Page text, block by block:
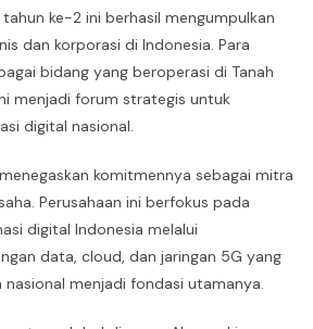
ke-2 ini berhasil mengumpulkan
dan korporasi di Indonesia. Para
bidang yang beroperasi di Tanah
menjadi forum strategis untuk
digital nasional.
komitmennya sebagai mitra
Perusahaan ini berfokus pada
digital Indonesia melalui
data, cloud, dan jaringan 5G yang
menjadi fondasi utamanya.